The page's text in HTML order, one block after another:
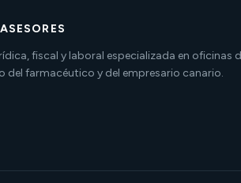
fiscal y laboral especializada en oficinas
del farmacéutico y del empresario canario.